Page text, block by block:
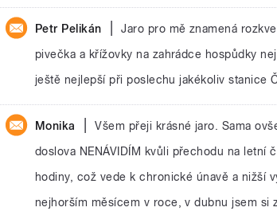
Petr Pelikán
Jaro pro mě znamená
pivečka a křížovky na zahrádce hospůdky
ještě nejlepší při poslechu jakékoliv stanice
Monika
Všem přeji krásné jaro. Sama
doslova NENÁVIDÍM kvůli přechodu na letní
hodiny, což vede k chronické únavě a nižší
nejhorším měsícem v roce, v dubnu jsem si